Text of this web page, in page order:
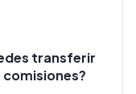
transferir
comisiones?